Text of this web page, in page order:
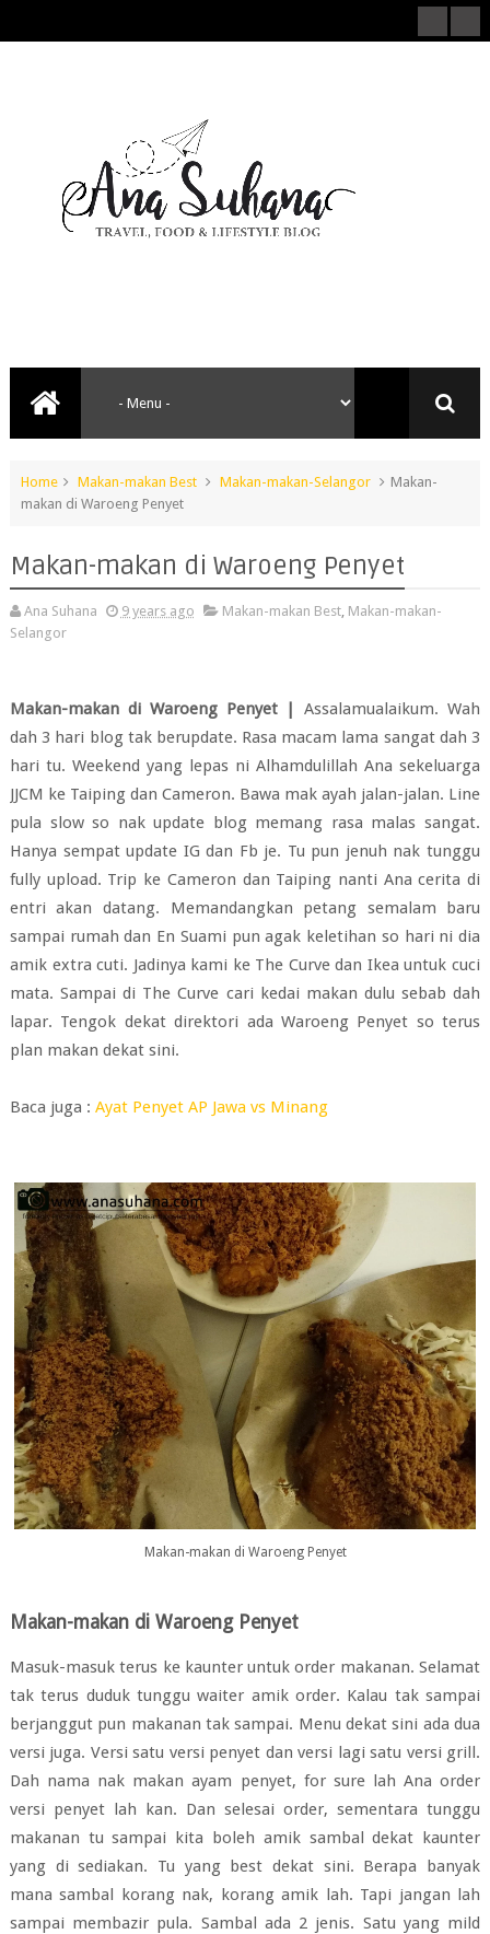
Home Makan-makan Best Makan-makan-Selangor
Makan-
makan di Waroeng Penyet
Makan-makan di Waroeng Penyet
Ana Suhana 9 years ago Makan-makan Best, Makan-makan-
Selangor
Makan-makan di Waroeng Penyet |Assalamualaikum. Wah
dah 3 hari blog tak berupdate. Rasa macam lama sangat dah 3
hari tu. Weekend yang lepas ni Alhamdulillah Ana sekeluarga
JJCM ke Taiping dan Cameron. Bawa mak ayah jalan-jalan. Line
pula slow so nak update blog memang rasa malas sangat.
Hanya sempat update IG dan Fb je. Tu pun jenuh nak tunggu
fully upload. Trip ke Cameron dan Taiping nanti Ana cerita di
entri akan datang. Memandangkan petang semalam baru
sampai rumah dan En Suami pun agak keletihan so hari ni dia
amik extra cuti. Jadinya kami ke The Curve dan Ikea untuk cuci
mata. Sampai di The Curve cari kedai makan dulu sebab dah
lapar. Tengok dekat direktori ada Waroeng Penyet so terus
plan makan dekat sini.
Baca juga : Ayat Penyet AP Jawa vs Minang
Makan-makan di Waroeng Penyet
Makan-makan di Waroeng Penyet
Masuk-masuk terus ke kaunter untuk order makanan. Selamat
tak terus duduk tunggu waiter amik order. Kalau tak sampai
berjanggut pun makanan tak sampai. Menu dekat sini ada dua
versi juga. Versi satu versi penyet dan versi lagi satu versi grill.
Dah nama nak makan ayam penyet, for sure lah Ana order
versi penyet lah kan. Dan selesai order, sementara tunggu
makanan tu sampai kita boleh amik sambal dekat kaunter
yang di sediakan. Tu yang best dekat sini. Berapa banyak
mana sambal korang nak, korang amik lah. Tapi jangan lah
sampai membazir pula. Sambal ada 2 jenis. Satu yang mild